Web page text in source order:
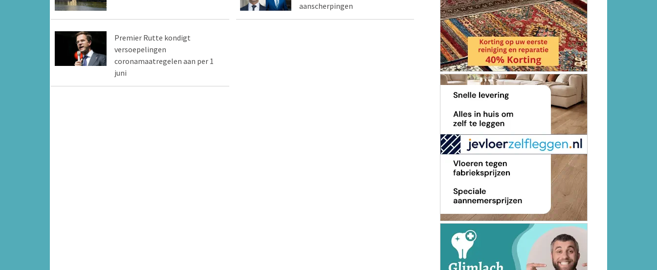
aanscherpingen
Premier Rutte kondigt
versoepelingen
coronamaatregelen aan per 1
juni